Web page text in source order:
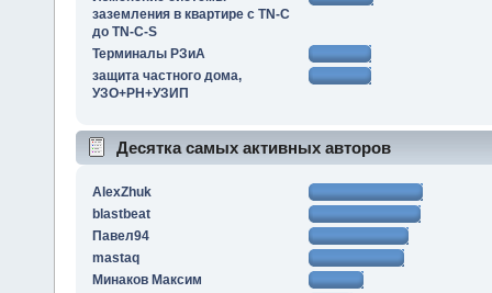
заземления в квартире с TN-C
до TN-C-S
Терминалы РЗиА
защита частного дома,
УЗО+РН+УЗИП
Десятка самых активных авторов
AlexZhuk
blastbeat
Павел94
mastaq
Минаков Максим